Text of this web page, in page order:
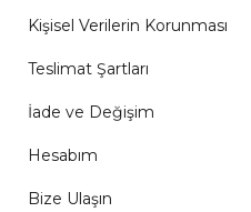
Kişisel Verilerin Korunması
Teslimat Şartları
İade ve Değişim
Hesabım
Bize Ulaşın